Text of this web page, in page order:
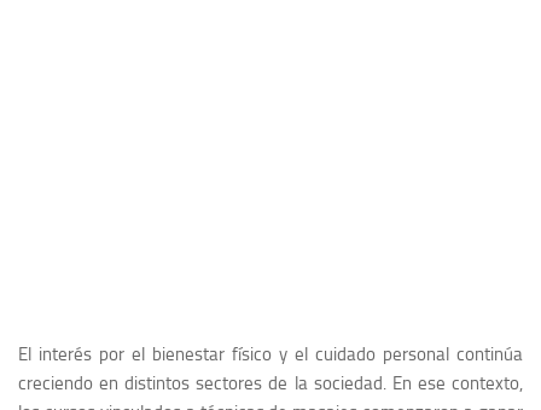
El interés por el bienestar físico y el cuidado personal continúa
creciendo en distintos sectores de la sociedad. En ese contexto,